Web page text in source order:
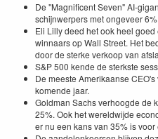
De "Magnificent Seven" AI-
schijnwerpers met ongeveer
Eli Lilly deed het ook heel
winnaars op Wall Street. Het
door de sterke verkoop van
S&P 500 kende de sterkste
De meeste Amerikaanse
komende jaar.
Goldman Sachs verhoogde de
25%. Ook het wereldwijde
er nu een kans van 35% is